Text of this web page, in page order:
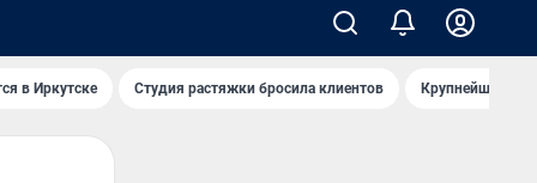
в Иркутске Студия растяжки бросила клиентов Крупнейшие